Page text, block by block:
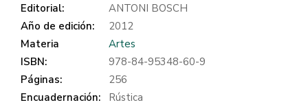
Editorial:
ANTONI BOSCH
Año de edición:
2012
Materia
Artes
ISBN:
978-84-95348-60-9
Páginas:
256
Encuadernación:
Rústica